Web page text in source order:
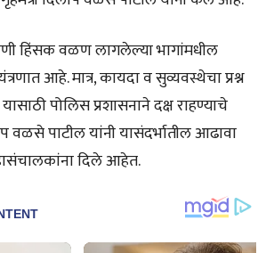
हिंसक वळण लागलेल्या भागांमधील
आहे. मात्र, कायदा व सुव्यवस्थेचा प्रश्न
यासाठी पोलिस प्रशासनाने दक्ष राहण्याचे
वळसे पाटील यांनी यासंदर्भातील आढावा
दिले आहेत.